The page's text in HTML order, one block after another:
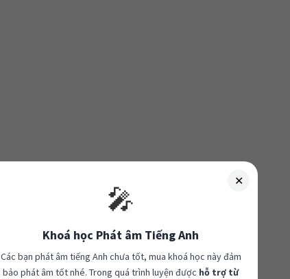
✕
🎤
Khoá học Phát âm Tiếng Anh
Các bạn phát âm tiếng Anh chưa tốt, mua khoá học này đảm
bảo phát âm tốt nhé. Trong quá trình luyện được hỗ trợ từ